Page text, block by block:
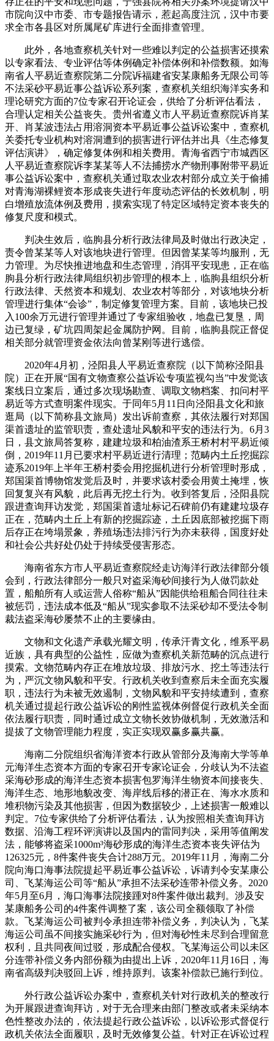
市院向汉中市委、市专题报告请示，惹起高度注沉，汉中市要
求全市各县区对所属尾矿库进行全面排查管理。
此外，各地查察机关针对一些难以判定的公益损害还摸索
以专家看法、专业评估等体例确定补偿体例和补偿数额。如海
南省人平易近查察院第二分院诉福建省安某康船务无限公司等
不法采砂平易近事公益诉讼系列案，查察机关组织海洋实务和
理论研究方面的7位专家召开论证会，供给了分析评估看法，
合理认定相关公益丧失。贵州省遵义市人平易近查察院诉肖某
开、肖某波违法占用溶洞资本平易近事公益诉讼案中，查察机
关委托专业机构对溶洞遭到的损害进行评估并出具《生态修复
评估演讲》，确定修复体例和相关费用。青海省西宁市城西区
人平易近查察院诉李某某等人不法捕捞水产物刑事附带平易近
事公益诉讼案中，查察机关通过取农业农村部分成立关于偷捕
对青海湖裸鲤资本形成丧失进行年度动态评估的长效机制，明
白增殖放流体例及费用，摸索实现了特定区域特定资本丧失的
修复尺度和模式。
判决生效后，临朐县分析行政法律局及时做出行政决定，
责令曾某某等人对该地块进行管理。但因曾某某等均服刑，无
力管理。为尽快推进地盘和生态管理，消弭平安现患，正在临
朐县分析行政法律局组织初步管理的根本上，临朐县组织分析
行政法律、天然资本和规划、农业农村等部分，对该地块分析
管理进行集体“会诊”，制定修复管理方案。目前，该地块已投
入100余万元进行管理并通过了专家组验收，地盘已复垦，周
边已复绿，矿坑四周架起金属防护网。目前，临朐县院正督促
相关部分就管理资金依法向曾某刚等进行逃偿。
2020年4月初，泾阳县人平易近查察院（以下简称泾阳县
院）正在开展“国有文物查察公益诉讼专项监视勾当”中发觉该
案线日立案后，通过多次现场勘查、调取文物档案、扣问村平
易近等方式查明案件现实。于同年5月11日向泾阳县文化和旅
逛局（以下简称县文旅局）发出诉前查察，其依法履行对郑国
渠首遗址的监管职责，查处遗址风貌和平安的违法行为。6月3
日，县文旅局答复称，建建垃圾和柏油渣系王桥村村平易近倾
倒，2019年11月已要求村平易近进行清理；范畴内土丘挖掘踪
迹系2019年上半年王桥村委会用挖掘机进行分析管理时形成，
郑国渠首博物馆发觉后及时，并要求该村委会用黄土掩埋，恢
回复复兴有风貌，此后再无挖土行为。收到答复后，泾阳县院
跟进查询拜访发觉，郑国渠首遗址标记石碑前仍有建建垃圾存
正在，范畴内土丘上有新的挖掘踪迹，土丘因底部被挖掘下雨
后存正在垮塌景象，养殖场违法排污行为亦未获得，国度好处
和社会公共好处仍处于持续受侵害形态。
海南省东方市人平易近查察院经走访海洋行政法律部分领
会到，行政法律部分一般只对盗采海砂间接行为人做罚款处
置，船舶所有人或运营人俗称“船从”因能供给租船合同往往未
被惩罚，违法成本低及“船从”现实参取不法采砂却不受法令制
裁法盗采海砂屡禁不止的主要缘由。
文物和文化遗产承载光耀文明，传承汗青文化，维系平易
近族，具有典型的公益性，应做为查察机关新范畴的沉点进行
摸索。文物范畴内存正在堆放垃圾、排放污水、挖土等违法行
为，严沉文物风貌和平安。行政机关收到查察后未全面充实履
职，违法行为未被无效遏制，文物风貌和平安持续遭到，查察
机关通过提起行政公益诉讼的刚性监视体例督促行政机关全面
依法履行职责，同时通过成立文物长效协做机制，无效激活和
提拔了文物管理能力程度，实正实现双赢多赢共赢。
海南二分院组织省海洋资本行政从管部分及海南大学等单
元海洋生态资本方面的专家召开专家论证会，分歧认为不法盗
采海砂形成的海洋生态资本损害包罗海洋生物资本间接丧失、
海洋生态、地形地貌改变、海岸线后移的潜正在、海水水质和
堆积物污染及其他损害，但因为数据较少，上述损害一般难以
判定。7位专家供给了分析评估看法，认为按照相关查询拜访
数据、沿海工程环评演讲以及国内的雷同判决，采用等值阐发
法，能够将盗采1000m³海砂形成的海洋生态资本丧失评估为
126325元，8件案件丧失合计288万元。2019年11月，海南二分
院向海口海事法院提起平易近事公益诉讼，诉请判令安某康公
司、飞某海运公司等“船从”承担不法采砂连带补偿义务。2020
年5月至6月，海口海事法院接踵对8件案件做出裁判。涉及安
某康船务公司的4件案件调整了案，该公司全额领取了补偿
款。飞某海运公司被判令承担连带补偿义务，判决认为，飞某
海运公司虽不间接实施采砂行为，但对海砂性未尽到合理留意
权利，且共同夜间过驳，形成配合侵权。飞某海运公司以未区
分连带补偿义务内部份额为由提出上诉，2020年11月16日，海
南省高级判决驳回上诉，维持原判。该案补偿款已施行到位。
外行政公益诉讼办案中，查察机关针对行政机关的整改行
为开展跟进查询拜访，对于无合理来由部门整改或者未采纳本
色性整改办法的，依法提起行政公益诉讼，以诉讼形式督促行
政机关依法全面履职，及时无效修复公益。针对正在诉讼过程